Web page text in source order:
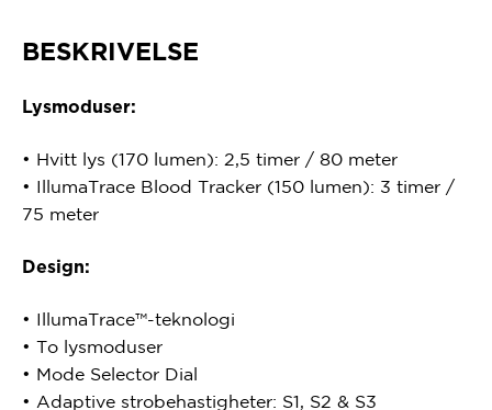
BESKRIVELSE
Lysmoduser:
• Hvitt lys (170 lumen): 2,5 timer / 80 meter
• IllumaTrace Blood Tracker (150 lumen): 3 timer /
75 meter
Design:
• IllumaTrace™-teknologi
• To lysmoduser
• Mode Selector Dial
• Adaptive strobehastigheter: S1, S2 & S3